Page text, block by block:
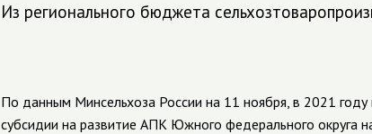
Из регионального бюджета
По данным Минсельхоза России на 11 ноября, в 2021
субсидии на развитие АПК Южного федерального